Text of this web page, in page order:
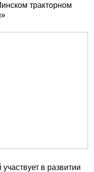
тракторном
в развитии